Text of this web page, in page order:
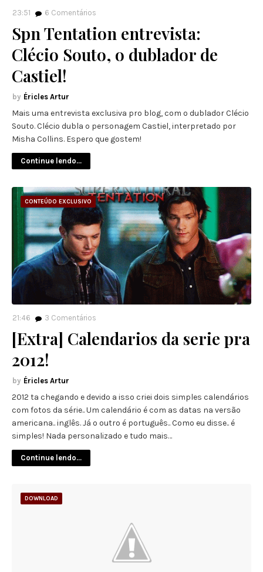
23:51 6 Comentários
Spn Tentation entrevista:
Clécio Souto, o dublador de
Castiel!
Éricles Artur
Mais uma entrevista exclusiva pro blog, com o dublador Clécio
Souto. Clécio dubla o personagem Castiel, interpretado por
Misha Collins. Espero que gostem!
Continue lendo...
CONTEÚDO EXCLUSIVO
21:46 3 Comentários
[Extra] Calendarios da serie pra
2012!
Éricles Artur
2012 ta chegando e devido a isso criei dois simples calendários
com fotos da série.. Um calendário é com as datas na versão
americana.. inglês. Já o outro é português.. Como eu disse.. é
simples! Nada personalizado e tudo mais…
Continue lendo...
DOWNLOAD